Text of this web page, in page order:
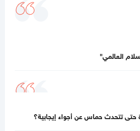
موثقة.. التماس للسماح لطبيب مستقل
العالمي"
العالمي"
حتى تتحدث حماس عن أجواء إيجابية؟